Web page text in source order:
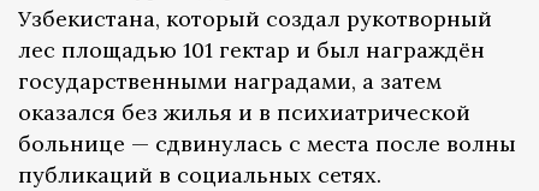
Узбекистана, который создал рукотворный
лес площадью 101 гектар и был награждён
государственными наградами, а затем
оказался без жилья и в психиатрической
больнице — сдвинулась с места после волны
публикаций в социальных сетях.